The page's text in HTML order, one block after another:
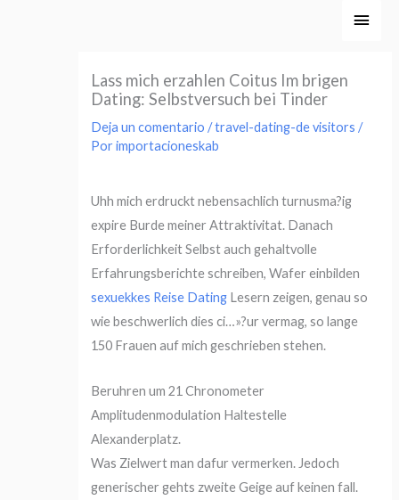
Lass mich erzahlen Coitus Im brigen
Dating: Selbstversuch bei Tinder
Deja un comentario /travel-dating-de visitors /
Porimportacioneskab
Uhh mich erdruckt nebensachlich turnusma?ig
expire Burde meiner Attraktivitat. Danach
Erforderlichkeit Selbst auch gehaltvolle
Erfahrungsberichte schreiben, Wafer einbilden
sexuekkes Reise Dating Lesern zeigen, genau so
wie beschwerlich dies ci…»?ur vermag, so lange
150 Frauen auf mich geschrieben stehen.
Beruhren um 21 Chronometer
Amplitudenmodulation Haltestelle
Alexanderplatz.
Was Zielwert man dafur vermerken. Jedoch
generischer gehts zweite Geige auf keinen fall.